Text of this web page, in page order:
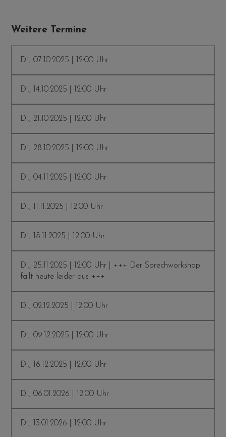
Weitere Termine
Di., 07.10.2025 | 12:00 Uhr
Di., 14.10.2025 | 12:00 Uhr
Di., 21.10.2025 | 12:00 Uhr
Di., 28.10.2025 | 12:00 Uhr
Di., 04.11.2025 | 12:00 Uhr
Di., 11.11.2025 | 12:00 Uhr
Di., 18.11.2025 | 12:00 Uhr
Di., 25.11.2025 | 12:00 Uhr | +++ Der Sprechworkshop
fällt heute leider aus +++
Di., 02.12.2025 | 12:00 Uhr
Di., 09.12.2025 | 12:00 Uhr
Di., 16.12.2025 | 12:00 Uhr
Di., 06.01.2026 | 12:00 Uhr
Di., 13.01.2026 | 12:00 Uhr